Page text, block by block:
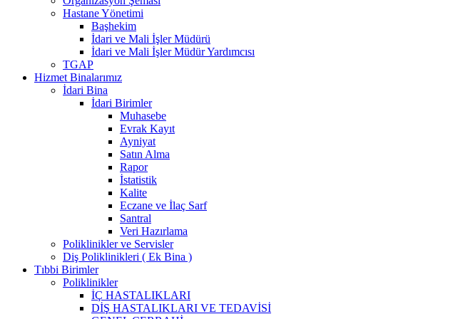
Hastane Yönetimi
Başhekim
İdari ve Mali İşler Müdürü
İdari ve Mali İşler Müdür Yardımcısı
TGAP
Hizmet Binalarımız
İdari Bina
İdari Birimler
Muhasebe
Evrak Kayıt
Ayniyat
Satın Alma
Rapor
İstatistik
Kalite
Eczane ve İlaç Sarf
Santral
Veri Hazırlama
Poliklinikler ve Servisler
Diş Poliklinikleri ( Ek Bina )
Tıbbi Birimler
Poliklinikler
İÇ HASTALIKLARI
DİŞ HASTALIKLARI VE TEDAVİSİ